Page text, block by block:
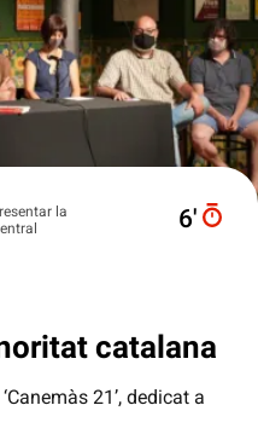
la
6′
catalana
21’, dedicat a